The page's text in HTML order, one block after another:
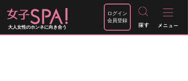
大人女性のホンネに向き合う
ログイン
会員登録